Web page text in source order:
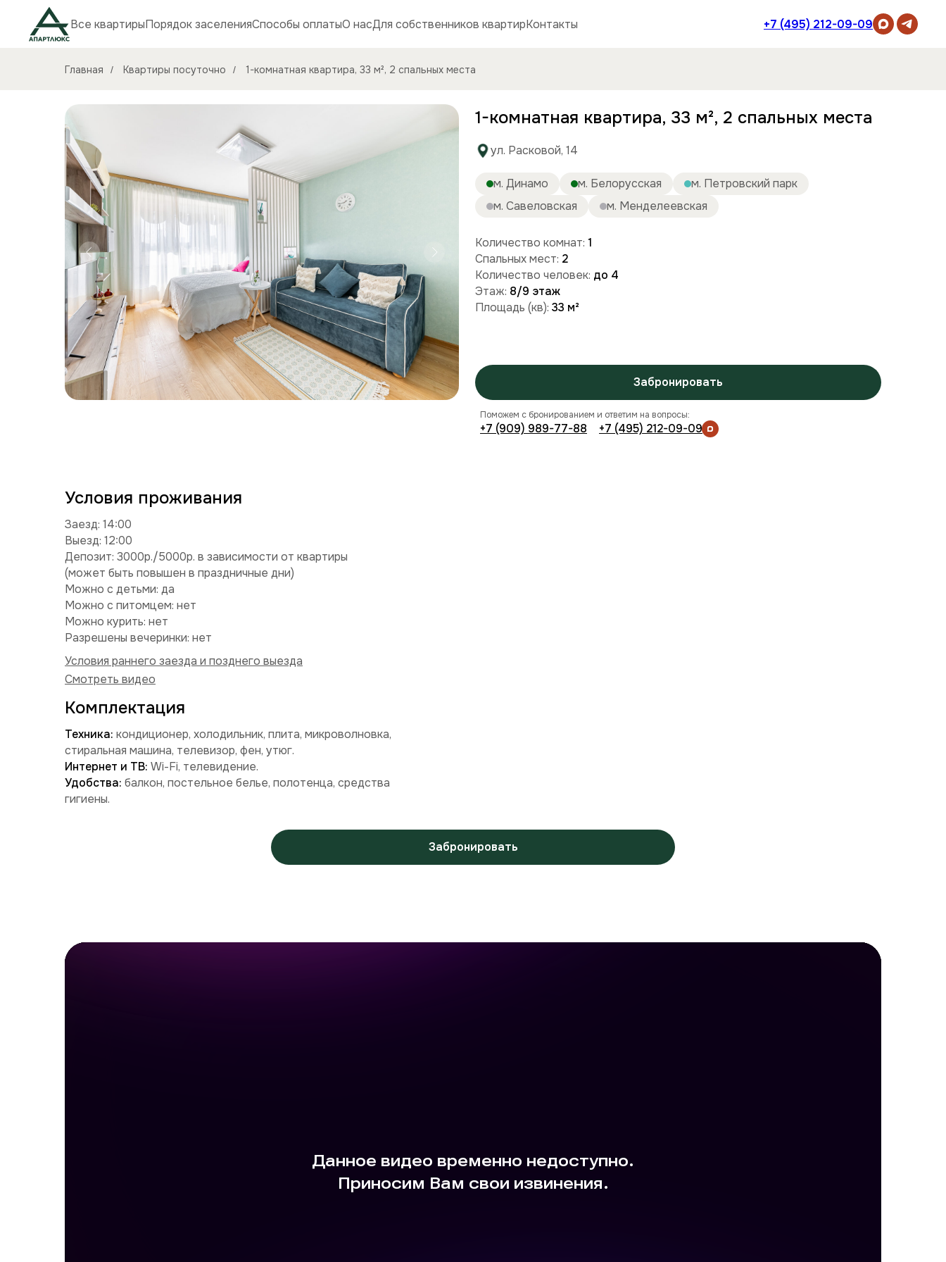
Все квартирыПорядок заселенияСпособы оплатыО насДля собственников квартирКонтакты +7 (495) 212-09-09
Главная / Квартиры посуточно / 1-комнатная квартира, 33 м², 2 спальных места
Количество комнат: 1
Спальных мест: 2
Количество человек: до 4
Этаж: 8/9 этаж
Площадь (кв): 33 м²
м. Динамо м. Белорусская
м. Петровский парк
м. Савеловская
м. Менделеевская
ул. Расковой, 14
1-комнатная квартира, 33 м², 2 спальных места
Забронировать
Поможем с бронированием и ответим на вопросы:
+7 (909) 989-77-88 +7 (495) 212-09-09
Забронировать
Условия проживания
Заезд: 14:00
Выезд: 12:00
Депозит: 3000р./5000р. в зависимости от квартиры
(может быть повышен в праздничные дни)
Можно с детьми: да
Можно с питомцем: нет
Можно курить: нет
Разрешены вечеринки: нет
Комплектация
Техника: кондиционер, холодильник, плита, микроволновка,
стиральная машина, телевизор, фен, утюг.
Интернет и ТВ: Wi-Fi, телевидение.
Удобства: балкон, постельное белье, полотенца, средства
гигиены.
Условия раннего заезда и позднего выезда
Смотреть видео